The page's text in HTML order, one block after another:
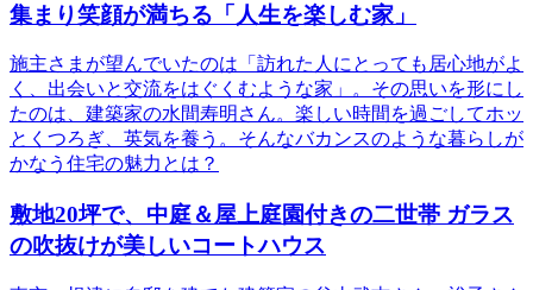
集まり笑顔が満ちる「人生を楽しむ家」
施主さまが望んでいたのは「訪れた人にとっても居心地がよ
く、出会いと交流をはぐくむような家」。その思いを形にし
たのは、建築家の水間寿明さん。楽しい時間を過ごしてホッ
とくつろぎ、英気を養う。そんなバカンスのような暮らしが
かなう住宅の魅力とは？
敷地20坪で、中庭＆屋上庭園付きの二世帯 ガラス
の吹抜けが美しいコートハウス